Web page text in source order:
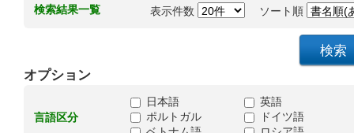
検索結果一覧 表示件数 ソート順
オプション
言語区分
日本語
英語
ポルトガル
ドイツ語